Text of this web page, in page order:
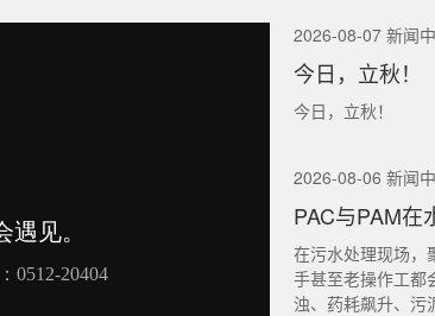
2026-08-07 新闻
今日，立秋！
今日，立秋！
2026-08-06 新闻
PAC与PAM在
在污水处理现场，
手甚至老操作工都
浊、药耗飙升、污